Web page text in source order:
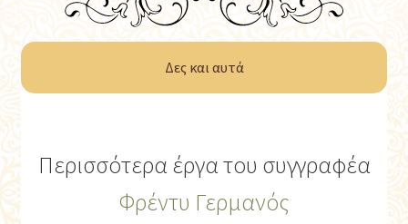
Δες και αυτά
Περισσότερα έργα του συγγραφέα
Φρέντυ Γερμανός